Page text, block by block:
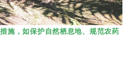
施，如保护自然栖息地、规范农药